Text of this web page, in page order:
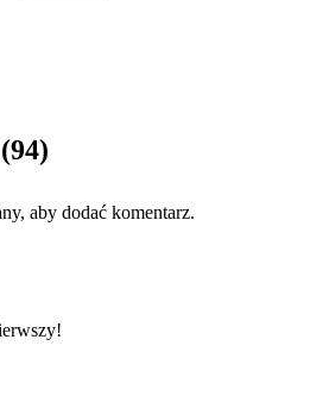
(94)
aby dodać komentarz.